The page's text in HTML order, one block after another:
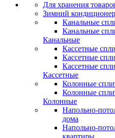
Для хранения
Зимний кондиционер
Канальные
Канальные
Канальные
Кассетные
Кассетные
Кассетные
Кассетные
Колонные
Колонные
Колонные
Напольно-
дома
Напольно-
квартиры